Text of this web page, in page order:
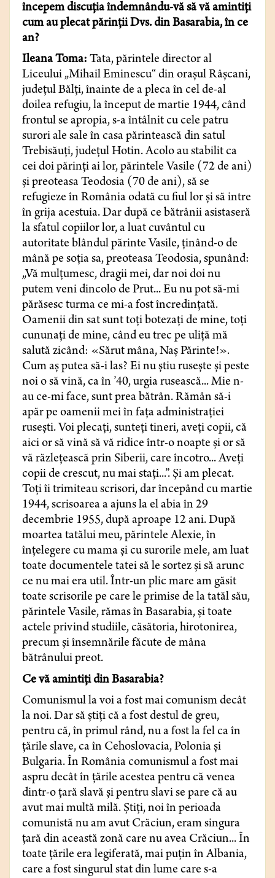
începem discuţia îndemnându-vă să vă amintiţi
cum au plecat părinţii Dvs. din Basarabia, în ce
an?
Ileana Toma: Tata, părintele director al
Liceului „Mihail Eminescu“ din oraşul Râşcani,
judeţul Bălţi, înainte de a pleca în cel de-al
doilea refugiu, la început de martie 1944, când
frontul se apropia, s-a întâlnit cu cele patru
surori ale sale în casa părintească din satul
Trebisăuţi, judeţul Hotin. Acolo au stabilit ca
cei doi părinţi ai lor, părintele Vasile (72 de ani)
şi preoteasa Teodosia (70 de ani), să se
refugieze în România odată cu fiul lor şi să intre
în grija acestuia. Dar după ce bătrânii asistaseră
la sfatul copiilor lor, a luat cuvântul cu
autoritate blândul părinte Vasile, ţinând-o de
mână pe soţia sa, preoteasa Teodosia, spunând:
„Vă mulţumesc, dragii mei, dar noi doi nu
putem veni dincolo de Prut... Eu nu pot să-mi
părăsesc turma ce mi-a fost încredinţată.
Oamenii din sat sunt toţi botezaţi de mine, toţi
cununaţi de mine, când eu trec pe uliţă mă
salută zicând: «Sărut mâna, Naş Părinte!».
Cum aş putea să-i las? Ei nu ştiu ruseşte şi peste
noi o să vină, ca în ’40, urgia rusească... Mie n-
au ce-mi face, sunt prea bătrân. Rămân să-i
apăr pe oamenii mei în faţa administraţiei
ruseşti. Voi plecaţi, sunteţi tineri, aveţi copii, că
aici or să vină să vă ridice într-o noapte şi or să
vă răzleţească prin Siberii, care încotro... Aveţi
copii de crescut, nu mai staţi...”. Şi am plecat.
Toţi îi trimiteau scrisori, dar începând cu martie
1944, scrisoarea a ajuns la el abia în 29
decembrie 1955, după aproape 12 ani. După
moartea tatălui meu, părintele Alexie, în
înţelegere cu mama şi cu surorile mele, am luat
toate documentele tatei să le sortez şi să arunc
ce nu mai era util. Într-un plic mare am găsit
toate scrisorile pe care le primise de la tatăl său,
părintele Vasile, rămas în Basarabia, şi toate
actele privind studiile, căsătoria, hirotonirea,
precum şi însemnările făcute de mâna
bătrânului preot.
Ce vă amintiţi din Basarabia?
Comunismul la voi a fost mai comunism decât
la noi. Dar să ştiţi că a fost destul de greu,
pentru că, în primul rând, nu a fost la fel ca în
ţările slave, ca în Cehoslovacia, Polonia şi
Bulgaria. În România comunismul a fost mai
aspru decât în ţările acestea pentru că venea
dintr-o ţară slavă şi pentru slavi se pare că au
avut mai multă milă. Ştiţi, noi în perioada
comunistă nu am avut Crăciun, eram singura
ţară din această zonă care nu avea Crăciun... În
toate ţările era legiferată, mai puţin în Albania,
care a fost singurul stat din lume care s-a